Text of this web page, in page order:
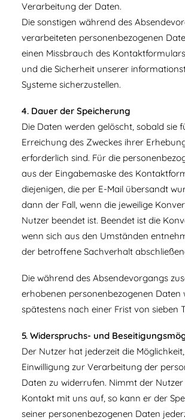
Verarbeitung der Daten.
Die sonstigen während des
verarbeiteten personenbezogenen
einen Missbrauch des
und die Sicherheit unserer
Systeme sicherzustellen.
4. Dauer der Speicherung
Die Daten werden gelöscht, sobald sie
Erreichung des Zweckes ihrer
erforderlich sind. Für die
aus der Eingabemaske des
diejenigen, die per E-Mail übersandt
dann der Fall, wenn die jeweilige
Nutzer beendet ist. Beendet ist die
wenn sich aus den Umständen
der betroffene Sachverhalt
Die während des Absendevorgangs
erhobenen personenbezogenen Daten
spätestens nach einer Frist von sieben
5. Widerspruchs- und
Der Nutzer hat jederzeit die
Einwilligung zur Verarbeitung der
Daten zu widerrufen. Nimmt der
Kontakt mit uns auf, so kann er der
seiner personenbezogenen Daten